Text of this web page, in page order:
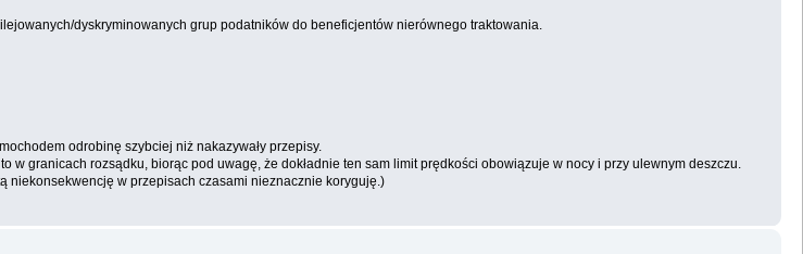
dyskryminowanych grup podatników do beneficjentów nierównego traktowania.
odrobinę szybciej niż nakazywały przepisy.
w granicach rozsądku, biorąc pod uwagę, że dokładnie ten sam limit prędkości obowiązuje w nocy i przy ulewnym deszczu.
niekonsekwencję w przepisach czasami nieznacznie koryguję.)